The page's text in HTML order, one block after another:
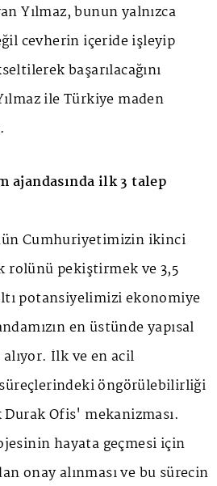
Yılmaz, bunun yalnızca
cevherin içeride işleyip
başarılacağını
ile Türkiye maden
ajandasında ilk 3 talep
Cumhuriyetimizin ikinci
rolünü pekiştirmek ve 3,5
potansiyelimizi ekonomiye
en üstünde yapısal
İlk ve en acil
süreçlerindeki öngörülebilirliği
Ofis' mekanizması.
hayata geçmesi için
onay alınması ve bu sürecin